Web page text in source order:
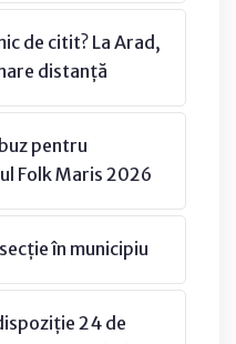
de citit? La Arad,
distanță
pentru
Folk Maris 2026
în municipiu
24 de